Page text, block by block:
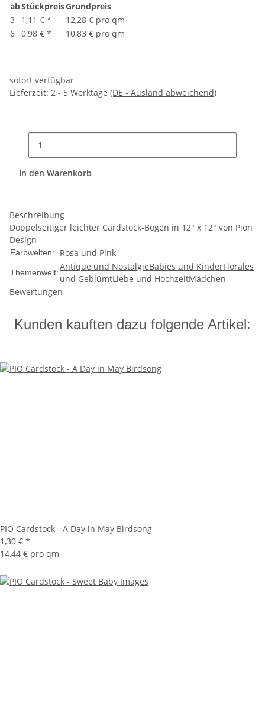
abStückpreisGrundpreis
3
1,11 € *
12,28 € pro qm
6 0,98 € * 10,83 € pro qm
sofort verfügbar
Lieferzeit: 2 - 5 Werktage (DE - Ausland abweichend)
In den Warenkorb
Beschreibung
Doppelseitiger leichter Cardstock-Bogen in 12" x 12" von Pion
Design
Farbwelten: Rosa und Pink
Themenwelt:
Antique und NostalgieBabies und KinderFlorales
und GeblümtLiebe und HochzeitMädchen
Bewertungen
Kunden kauften dazu folgende Artikel:
PIO Cardstock - A Day in May Birdsong
1,30 € *
14,44 € pro qm